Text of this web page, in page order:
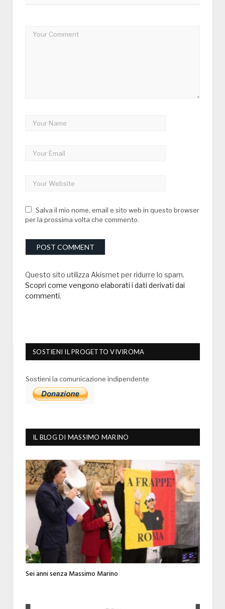
Salva il mio nome, email e sito web in questo browser
per la prossima volta che commento.
Questo sito utilizza Akismet per ridurre lo spam.
Scopri come vengono elaborati i dati derivati dai
commenti.
SOSTIENI IL PROGETTO VIVIROMA
Sostieni la comunicazione indipendente
IL BLOG DI MASSIMO MARINO
Sei anni senza Massimo Marino